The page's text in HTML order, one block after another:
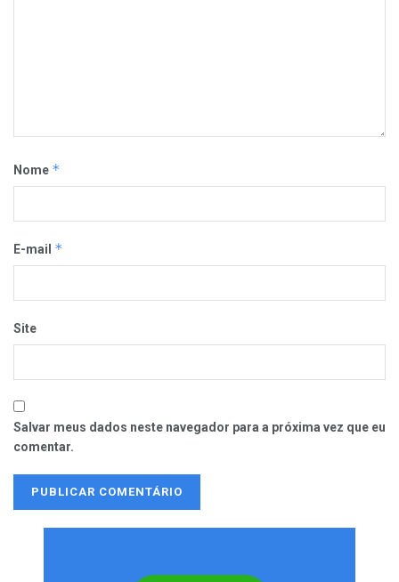
Nome *
E-mail *
Site
Salvar meus dados neste navegador para a próxima vez que eu
comentar.